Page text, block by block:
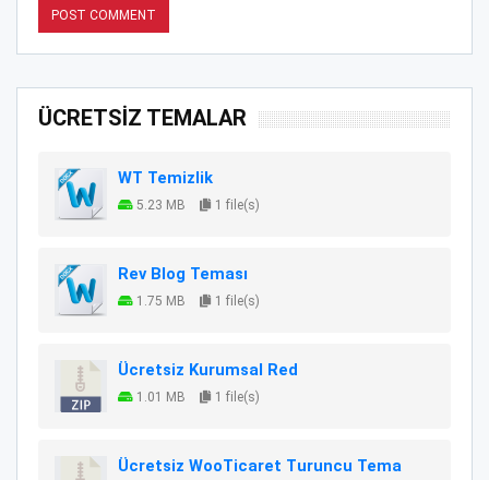
ÜCRETSİZ TEMALAR
WT Temizlik
5.23 MB 1 file(s)
Rev Blog Teması
1.75 MB 1 file(s)
Ücretsiz Kurumsal Red
1.01 MB 1 file(s)
Ücretsiz WooTicaret Turuncu Tema